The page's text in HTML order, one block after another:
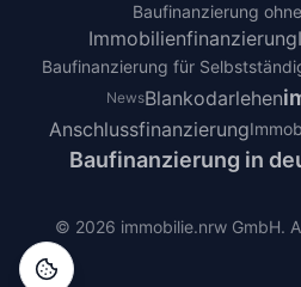
Baufinanzierung
Immobilienfinanzierung
Baufinanzierung für
NewsBlankodarlehen
Anschlussfinanzierung
Baufinanzierung in
© 2026 immobilie.nrw GmbH.